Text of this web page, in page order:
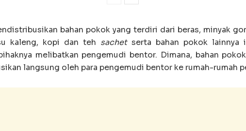
bahan pokok yang terdiri dari beras, minyak
kaleng, kopi dan teh sachetserta bahan pokok lainnya
melibatkan pengemudi bentor. Dimana, bahan
langsung oleh para pengemudi bentor ke rumah-rumah